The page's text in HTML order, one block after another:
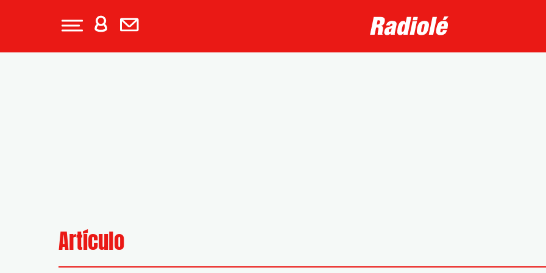
Artículo